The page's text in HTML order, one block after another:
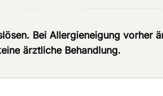
Bei Allergieneigung vorher
ärztliche Behandlung.